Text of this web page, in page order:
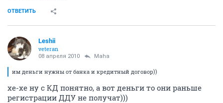
ОТВЕТИТЬ
Leshii
veteran
08 апреля 2010 Maha
им деньги нужны от банка и кредитный договор))
хе-хе ну с КД понятно, а вот деньги то они раньше
регистрации ДДУ не получат)))